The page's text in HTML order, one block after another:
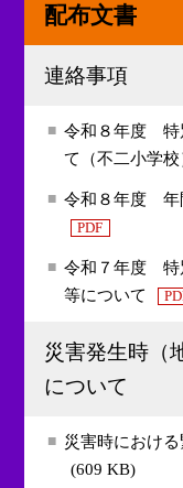
配布文書
連絡事項
令和８年度 特
て（不二小学校
令和８年度 年
PDF
令和７年度 特
等について
災害発生時（
について
災害時におけ
(609 KB)